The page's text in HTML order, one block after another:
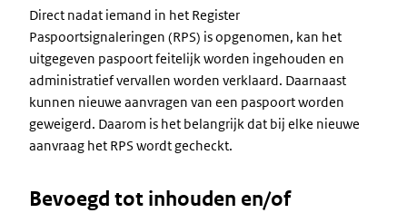
Direct nadat iemand in het Register
Paspoortsignaleringen (RPS) is opgenomen, kan het
uitgegeven paspoort feitelijk worden ingehouden en
administratief vervallen worden verklaard. Daarnaast
kunnen nieuwe aanvragen van een paspoort worden
geweigerd. Daarom is het belangrijk dat bij elke nieuwe
aanvraag het RPS wordt gecheckt.
Bevoegd tot inhouden en/of